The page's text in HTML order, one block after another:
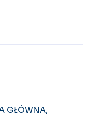
GŁÓWNA,